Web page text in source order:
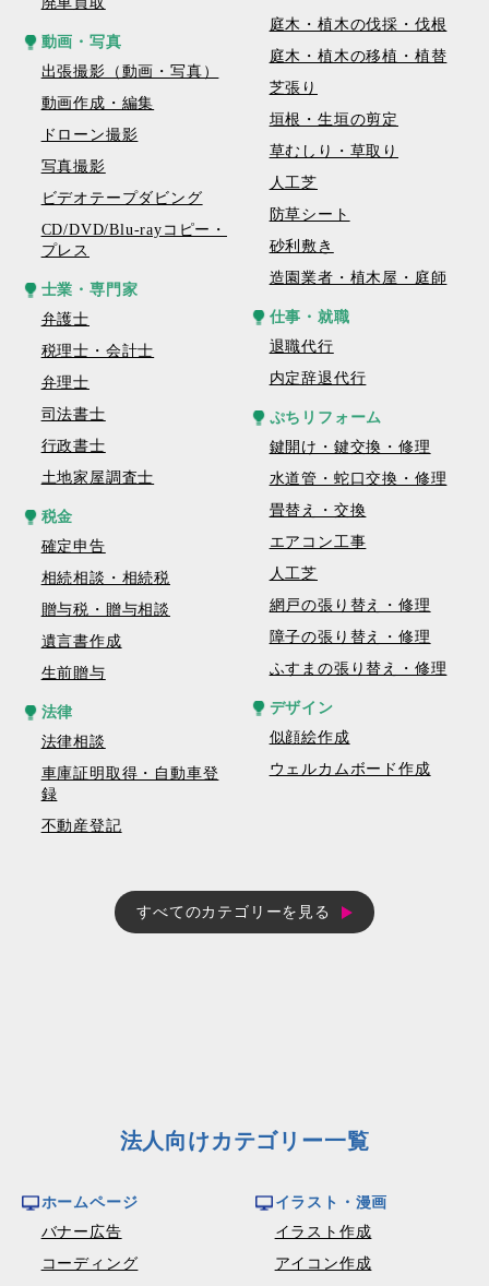
動画・写真
出張撮影（動画・写真）
動画作成・編集
ドローン撮影
写真撮影
ビデオテープダビング
CD/DVD/Blu-rayコピー・
プレス
士業・専門家
弁護士
税理士・会計士
弁理士
司法書士
行政書士
土地家屋調査士
税金
確定申告
相続相談・相続税
贈与税・贈与相談
遺言書作成
生前贈与
法律
法律相談
車庫証明取得・自動車登
録
不動産登記
庭木・植木の伐採・伐根
庭木・植木の移植・植替
芝張り
垣根・生垣の剪定
草むしり・草取り
人工芝
防草シート
砂利敷き
造園業者・植木屋・庭師
仕事・就職
退職代行
内定辞退代行
ぷちリフォーム
鍵開け・鍵交換・修理
水道管・蛇口交換・修理
畳替え・交換
エアコン工事
人工芝
網戸の張り替え・修理
障子の張り替え・修理
ふすまの張り替え・修理
デザイン
似顔絵作成
ウェルカムボード作成
すべてのカテゴリーを見る
法人向けカテゴリー一覧
ホームページ
バナー広告
コーディング
イラスト・漫画
イラスト作成
アイコン作成